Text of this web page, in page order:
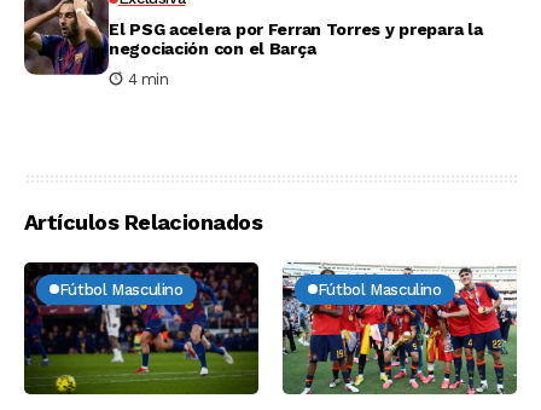
El PSG acelera por Ferran Torres y prepara la
negociación con el Barça
4 min
Artículos Relacionados
Fútbol Masculino Fútbol Masculino